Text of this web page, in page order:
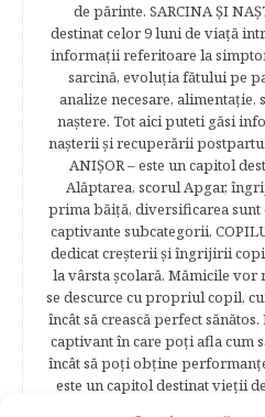
de părinte. SARCINA ŞI
destinat celor 9 luni de viaţă
informaţii referitoare la
sarcină, evoluţia fătului pe
analize necesare,
naştere. Tot aici puteti găsi
naşterii şi recuperării
ANIŞOR – este un capitol
Alăptarea, scorul Apgar,
prima băiţă, diversificarea sunt
captivante subcategorii.
dedicat creşterii şi îngrijirii
la vârsta şcolară. Mămicile vor
se descurce cu propriul copil,
încât să crească perfect
captivant în care poţi afla cum
încât să poţi obţine
este un capitol destinat vieţii